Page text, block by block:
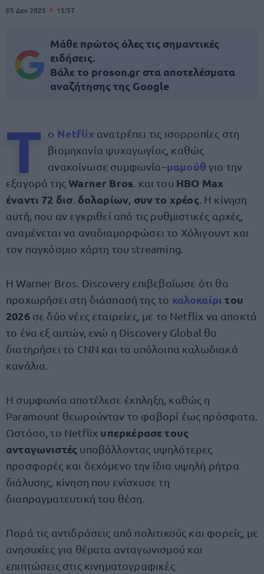
05 Δεκ 2025 15:57
Μάθε πρώτος όλες τις σημαντικές
ειδήσεις.
Βάλε το proson.gr στα αποτελέσματα
αναζήτησης της Google
Τ ο Netflix ανατρέπει τις ισορροπίες στη
βιομηχανία ψυχαγωγίας, καθώς
ανακοίνωσε συμφωνία–μαμούθ για την
εξαγορά τηςWarner Bros . και του HBO Max
έναντι 72 δισ δολαρίων συν το χρέος . Η κίνηση
αυτή, που αν εγκριθεί από τις ρυθμιστικές αρχές,
αναμένεται να αναδιαμορφώσει το Χόλιγουντ και
τον παγκόσμιο χάρτη του streaming.
Η Warner Bros. Discovery επιβεβαίωσε ότι θα
προχωρήσει στη διάσπασή της το καλοκαίρι του
2026 σε δύο νέες εταιρείες, με το Netflix να αποκτά
το ένα εξ αυτών, ενώ η Discovery Global θα
διατηρήσει το CNN και τα υπόλοιπα καλωδιακά
κανάλια.
Η συμφωνία αποτέλεσε έκπληξη, καθώς η
Paramount θεωρούνταν το φαβορί έως πρόσφατα.
Ωστόσο, το Netflix υπερκέρασε τους
ανταγωνιστές υποβάλλοντας υψηλότερες
προσφορές και δεχόμενο την ίδια υψηλή ρήτρα
διάλυσης, κίνηση που ενίσχυσε τη
διαπραγματευτική του θέση.
Παρά τις αντιδράσεις από πολιτικούς και φορείς, με
ανησυχίες για θέματα ανταγωνισμού και
επιπτώσεις στις κινηματογραφικές